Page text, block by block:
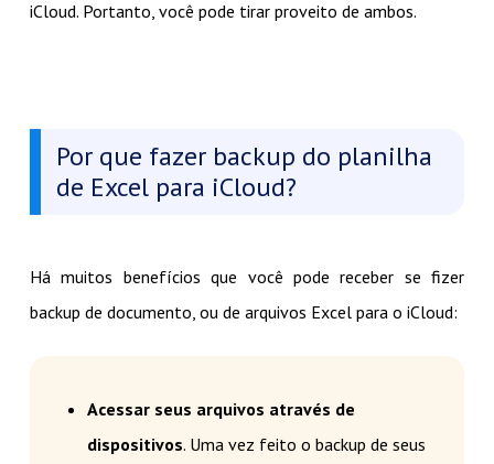
iCloud. Portanto, você pode tirar proveito de ambos.
Por que fazer backup do planilha
de Excel para iCloud?
Há muitos benefícios que você pode receber se fizer
backup de documento, ou de arquivos Excel para o iCloud:
Acessar seus arquivos através de
dispositivos. Uma vez feito o backup de seus